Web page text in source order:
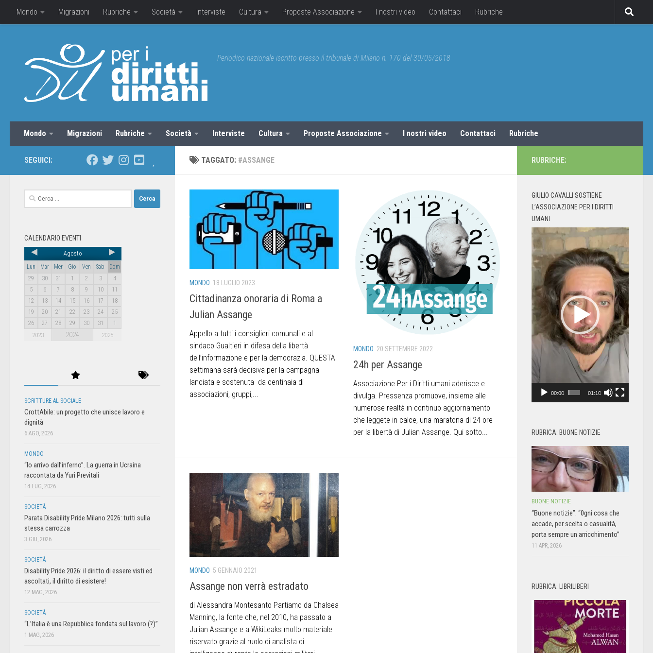
Mondo Migrazioni Rubriche Società Interviste Cultura Proposte Associazione I nostri video Contattaci Rubriche
Periodico nazionale iscritto presso il tribunale di Milano n. 170 del 30/05/2018
Mondo Migrazioni Rubriche Società Interviste Cultura Proposte Associazione I nostri video Contattaci Rubriche
TAGGATO: #ASSANGE
MONDO 18 LUGLIO 2023
Cittadinanza onoraria di Roma a
Julian Assange
Appello a tutti i consiglieri comunali e al
sindaco Gualtieri in difesa della libertà
dell’informazione e per la democrazia. QUESTA
settimana sarà decisiva per la campagna
lanciata e sostenuta da centinaia di
associazioni, gruppi,...
MONDO 20 SETTEMBRE 2022
24h per Assange
Associazione Per i Diritti umani aderisce e
divulga. Pressenza promuove, insieme alle
numerose realtà in continuo aggiornamento
che leggete in calce, una maratona di 24 ore
per la libertà di Julian Assange. Qui sotto...
MONDO 5 GENNAIO 2021
Assange non verrà estradato
di Alessandra Montesanto Partiamo da Chalsea
Manning, la fonte che, nel 2010, ha passato a
Julian Assange e a WikiLeaks molto materiale
riservato grazie al ruolo di analista di
SEGUICI:
CALENDARIO EVENTI
Agosto
Lun Mar Mer Gio Ven Sab
Dom
29
30 31 1 2 3
4
5
6 7 8 9 10
11
12
13 14 15 16 17
18
19
20 21 22 23 24
25
26
27 28 29 30 31 1
2023 2024 2025
SCRITTURE AL SOCIALE
CrottAbile: un progetto che unisce lavoro e
dignità
6 AGO, 2026
MONDO
“Io arrivo dall’inferno”. La guerra in Ucraina
raccontata da Yuri Previtali
14 LUG, 2026
SOCIETÀ
Parata Disability Pride Milano 2026: tutti sulla
stessa carrozza
3 GIU, 2026
SOCIETÀ
Disability Pride 2026: il diritto di essere visti ed
ascoltati, il diritto di esistere!
12 MAG, 2026
SOCIETÀ
“L’Italia è una Repubblica fondata sul lavoro (?)”
1 MAG, 2026
RUBRICHE:
GIULIO CAVALLI SOSTIENE
L’ASSOCIAZIONE PER I DIRITTI
UMANI
Video
Player
00:00 01:10
RUBRICA: BUONE NOTIZIE
BUONE NOTIZIE
“Buone notizie”. “0gni cosa che
accade, per scelta o casualità,
porta sempre un arricchimento”
11 APR, 2026
RUBRICA: LIBRILIBERI